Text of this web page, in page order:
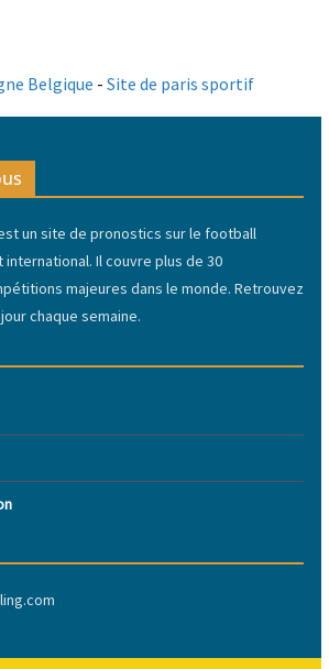
Belgique - Site de paris sportif
un site de pronostics sur le football
Il couvre plus de 30
majeures dans le monde. Retrouvez
chaque semaine.